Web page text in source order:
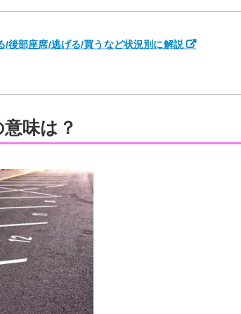
/後部座席/逃げる/買うなど状況別に解説
味は？